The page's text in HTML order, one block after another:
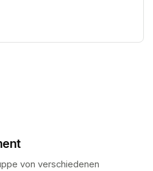
von verschiedenen